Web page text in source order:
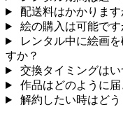
配送料はかかります
絵の購入は可能です
レンタル中に絵画
すか？
交換タイミングはい
作品はどのように届
解約したい時はど